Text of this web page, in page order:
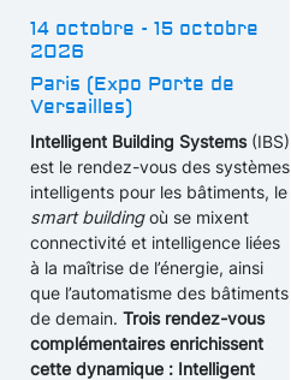
14 octobre - 15 octobre
2026
Paris (Expo Porte de
Versailles)
Intelligent Building Systems(IBS)
est le rendez-vous des systèmes
intelligents pour les bâtiments, le
smart buildingoù se mixent
connectivité et intelligence liées
à la maîtrise de l’énergie, ainsi
que l’automatisme des bâtiments
de demain. Trois rendez-vous
complémentaires enrichissent
cette dynamique : Intelligent